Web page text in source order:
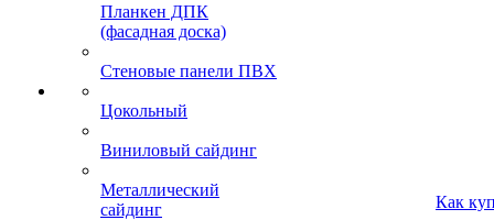
Планкен ДПК
(фасадная доска)
Стеновые панели ПВХ
Цокольный
Виниловый сайдинг
Металлический
сайдинг
Как